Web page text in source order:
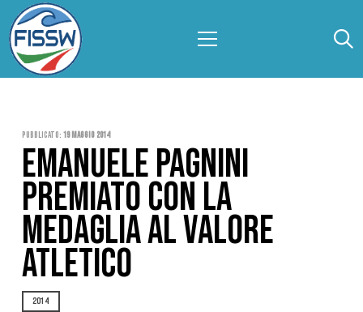
Pubblicato: 19 Maggio 2014
EMANUELE PAGNINI
PREMIATO CON LA
MEDAGLIA AL VALORE
ATLETICO
2014